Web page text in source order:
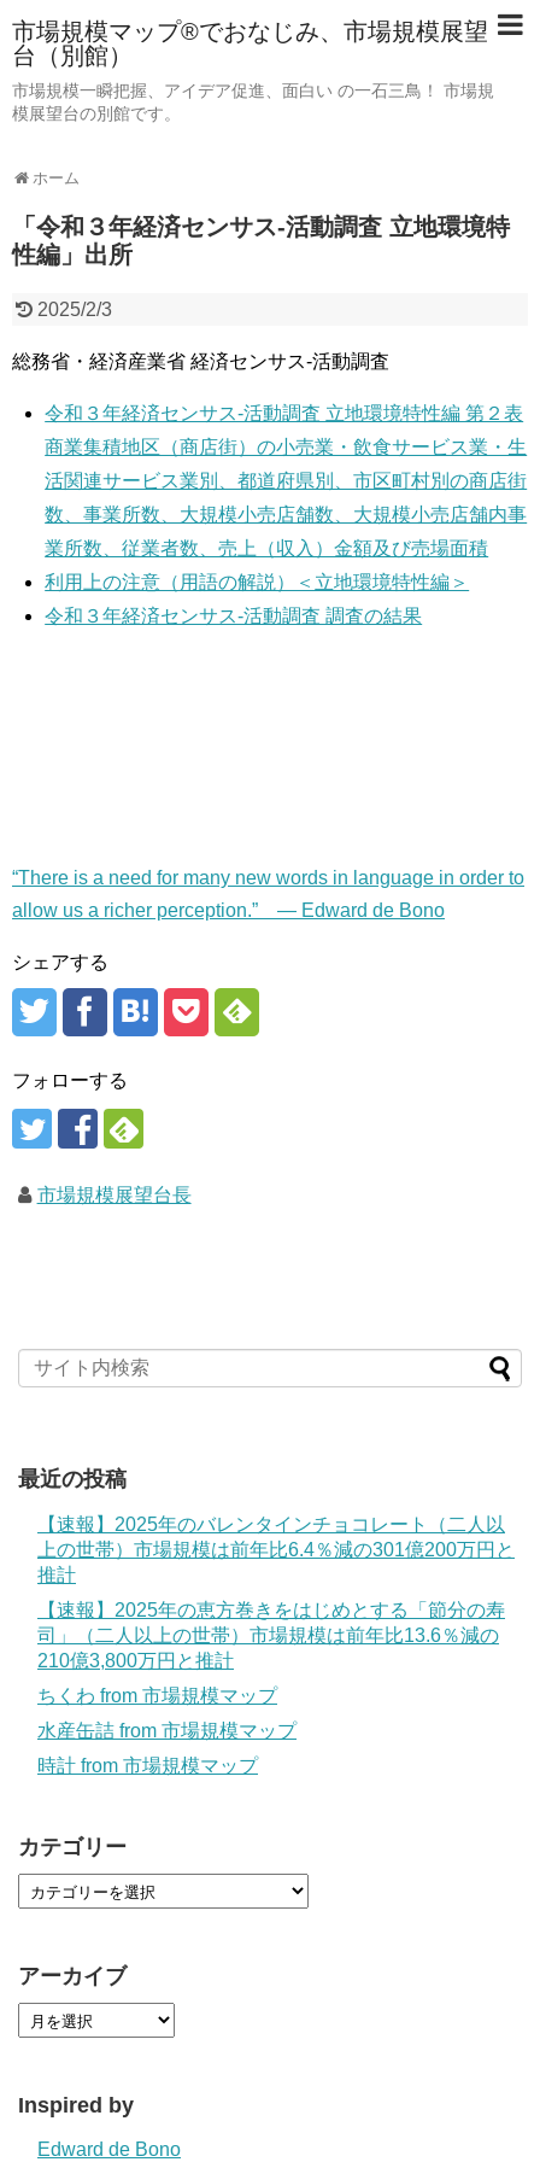
市場規模マップ®でおなじみ、市場規模展望
台（別館）
市場規模一瞬把握、アイデア促進、面白い の一石三鳥！ 市場規
模展望台の別館です。
ホーム
「令和３年経済センサス‐活動調査 立地環境特
性編」出所
2025/2/3
総務省・経済産業省 経済センサス‐活動調査
令和３年経済センサス‐活動調査 立地環境特性編 第２表
商業集積地区（商店街）の小売業・飲食サービス業・生
活関連サービス業別、都道府県別、市区町村別の商店街
数、事業所数、大規模小売店舗数、大規模小売店舗内事
業所数、従業者数、売上（収入）金額及び売場面積
利用上の注意（用語の解説）＜立地環境特性編＞
令和３年経済センサス‐活動調査 調査の結果
“There is a need for many new words in language in order to
allow us a richer perception.” — Edward de Bono
シェアする
フォローする
市場規模展望台長
最近の投稿
【速報】2025年のバレンタインチョコレート（二人以
上の世帯）市場規模は前年比6.4％減の301億200万円と
推計
【速報】2025年の恵方巻きをはじめとする「節分の寿
司」（二人以上の世帯）市場規模は前年比13.6％減の
210億3,800万円と推計
ちくわ from 市場規模マップ
水産缶詰 from 市場規模マップ
時計 from 市場規模マップ
カテゴリー
アーカイブ
Inspired by
Edward de Bono